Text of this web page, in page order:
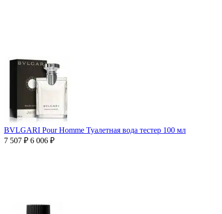
BVLGARI Pour Homme Туалетная вода тестер 100 мл
7 507 ₽ 6 006 ₽